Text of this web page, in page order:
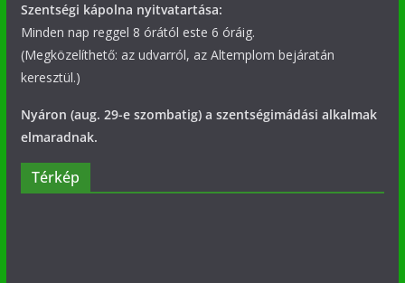
Szentségi kápolna nyitvatartása:
Minden nap reggel 8 órától este 6 óráig.
(Megközelíthető: az udvarról, az Altemplom bejáratán
keresztül.)
Nyáron (aug. 29-e szombatig) a szentségimádási alkalmak
elmaradnak.
Térkép